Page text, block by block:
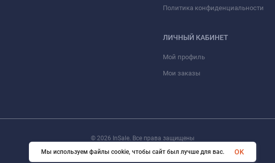
Политика конфиденциальности
ЛИЧНЫЙ КАБИНЕТ
Мой профиль
Мои заказы
© 2026 InSale. Все права защищены
Мы используем файлы cookie, чтобы сайт был лучше для вас.
OK